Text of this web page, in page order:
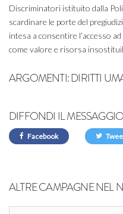
Discriminatori istituito dalla
scardinare le porte del
intesa a consentire l’accesso
come valore e risorsa
ARGOMENTI:DIRITTI
DIFFONDI IL
Facebook
ALTRE CAMPAGNE NEL